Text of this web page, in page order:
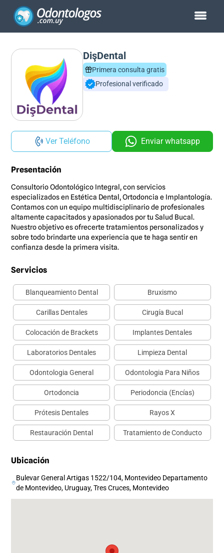
DişDental
Primera consulta gratis
Profesional verificado
Ver Teléfono Enviar whatsapp
Presentación
Consultorio Odontológico Integral, con servicios
especializados en Estética Dental, Ortodoncia e Implantología.
Contamos con un equipo multidisciplinario de profesionales
altamente capacitados y apasionados por tu Salud Bucal.
Nuestro objetivo es ofrecerte tratamientos personalizados y
sobre todo brindarte una experiencia que te haga sentir en
confianza desde la primera visita.
Servicios
Blanqueamiento Dental Bruxismo
Carillas Dentales Cirugía Bucal
Colocación de Brackets Implantes Dentales
Laboratorios Dentales Limpieza Dental
Odontologia General Odontologia Para Niños
Ortodoncia Periodoncia (Encías)
Prótesis Dentales Rayos X
Restauración Dental Tratamiento de Conducto
Ubicación
Bulevar General Artigas 1522/104, Montevideo Departamento
de Montevideo, Uruguay, Tres Cruces, Montevideo